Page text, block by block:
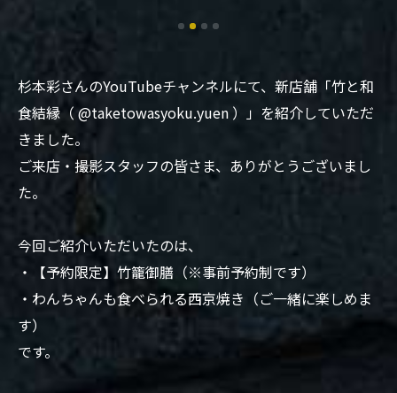
杉本彩さんのYouTubeチャンネルにて、新店舗「竹と和
食結縁（ @taketowasyoku.yuen ）」を紹介していただ
きました。
ご来店・撮影スタッフの皆さま、ありがとうございまし
た。
今回ご紹介いただいたのは、
・【予約限定】竹籠御膳（※事前予約制です）
・わんちゃんも食べられる西京焼き（ご一緒に楽しめま
す）
です。